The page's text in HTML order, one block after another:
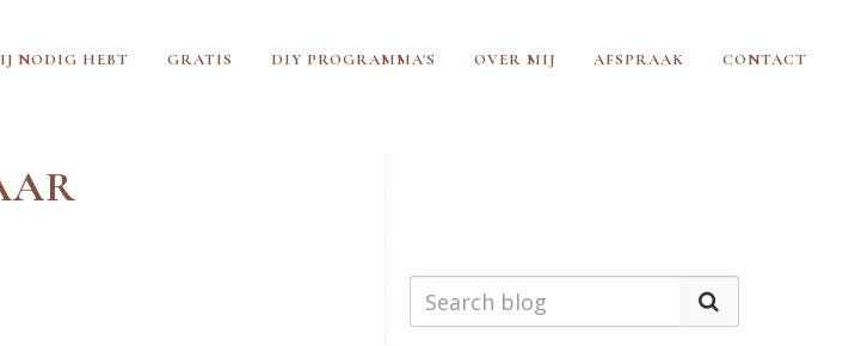
NODIG HEBT GRATIS DIY PROGRAMMA'S OVER MIJ AFSPRAAK CONTACT